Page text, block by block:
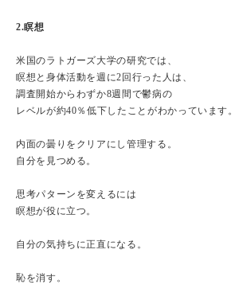
2.瞑想
米国のラトガーズ大学の研究では、
瞑想と身体活動を週に2回行った人は、
調査開始からわずか8週間で鬱病の
レベルが約40％低下したことがわかっています。
内面の曇りをクリアにし管理する。
自分を見つめる。
思考パターンを変えるには
瞑想が役に立つ。
自分の気持ちに正直になる。
恥を消す。